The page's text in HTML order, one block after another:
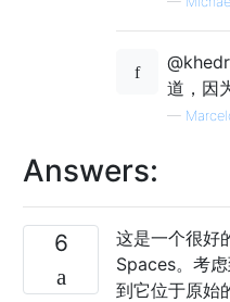
道，因
—
Answers:
6
这是一个很好
Spaces。考
到它位于原始